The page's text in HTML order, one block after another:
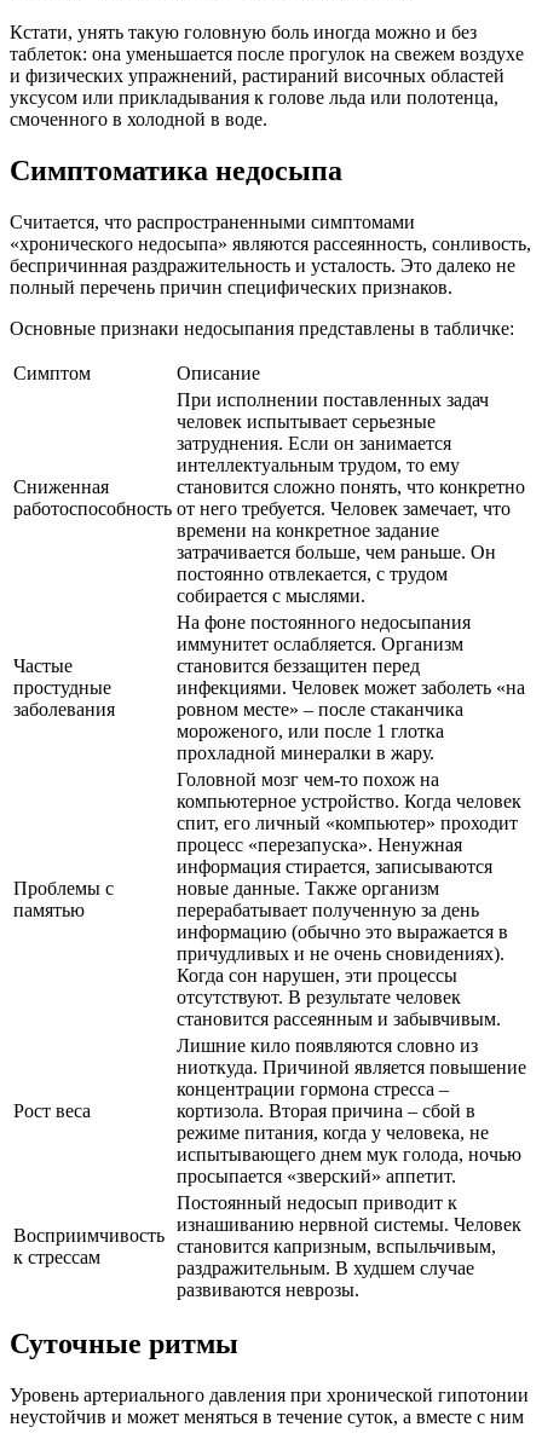
Кстати, унять такую головную боль иногда можно и без
таблеток: она уменьшается после прогулок на свежем воздухе
и физических упражнений, растираний височных областей
уксусом или прикладывания к голове льда или полотенца,
смоченного в холодной в воде.
Симптоматика недосыпа
Считается, что распространенными симптомами
«хронического недосыпа» являются рассеянность, сонливость,
беспричинная раздражительность и усталость. Это далеко не
полный перечень причин специфических признаков.
Основные признаки недосыпания представлены в табличке:
Симптом Описание
Сниженная
работоспособность
При исполнении поставленных задач
человек испытывает серьезные
затруднения. Если он занимается
интеллектуальным трудом, то ему
становится сложно понять, что конкретно
от него требуется. Человек замечает, что
времени на конкретное задание
затрачивается больше, чем раньше. Он
постоянно отвлекается, с трудом
собирается с мыслями.
Частые
простудные
заболевания
На фоне постоянного недосыпания
иммунитет ослабляется. Организм
становится беззащитен перед
инфекциями. Человек может заболеть «на
ровном месте» – после стаканчика
мороженого, или после 1 глотка
прохладной минералки в жару.
Проблемы с
памятью
Головной мозг чем-то похож на
компьютерное устройство. Когда человек
спит, его личный «компьютер» проходит
процесс «перезапуска». Ненужная
информация стирается, записываются
новые данные. Также организм
перерабатывает полученную за день
информацию (обычно это выражается в
причудливых и не очень сновидениях).
Когда сон нарушен, эти процессы
отсутствуют. В результате человек
становится рассеянным и забывчивым.
Рост веса
Лишние кило появляются словно из
ниоткуда. Причиной является повышение
концентрации гормона стресса –
кортизола. Вторая причина – сбой в
режиме питания, когда у человека, не
испытывающего днем мук голода, ночью
просыпается «зверский» аппетит.
Восприимчивость
к стрессам
Постоянный недосып приводит к
изнашиванию нервной системы. Человек
становится капризным, вспыльчивым,
раздражительным. В худшем случае
развиваются неврозы.
Суточные ритмы
Уровень артериального давления при хронической гипотонии
неустойчив и может меняться в течение суток, а вместе с ним